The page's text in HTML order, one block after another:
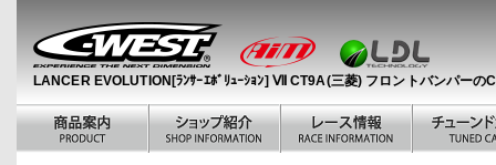
LANCER EVOLUTION[ﾗﾝｻｰｴﾎﾞﾘｭｰｼｮﾝ] Ⅶ CT9A(三菱) フロントバンパーの